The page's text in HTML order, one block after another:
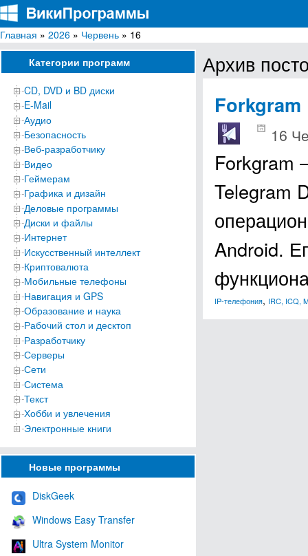
ВикиПрограммы
Энциклопедия бесплатных компьютерных программ для Windows
Главная » 2026 » Червень » 16
Категории программ
CD, DVD и BD диски
E-Mail
Аудио
Безопасность
Веб-разработчику
Видео
Геймерам
Графика и дизайн
Деловые программы
Диски и файлы
Интернет
Искусственный интеллект
Криптовалюта
Мобильные телефоны
Навигация и GPS
Образование и наука
Рабочий стол и десктоп
Разработчику
Серверы
Сети
Система
Текст
Хобби и увлечения
Электронные книги
Новые программы
DiskGeek
Windows Easy Transfer
Ultra System Monitor
Архив
Forkgram
16
Forkgram
Telegram
Android.
IP-телефония, IRC, ICQ,